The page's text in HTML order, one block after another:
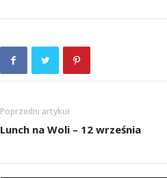
Poprzedni artykuł
Lunch na Woli – 12 września